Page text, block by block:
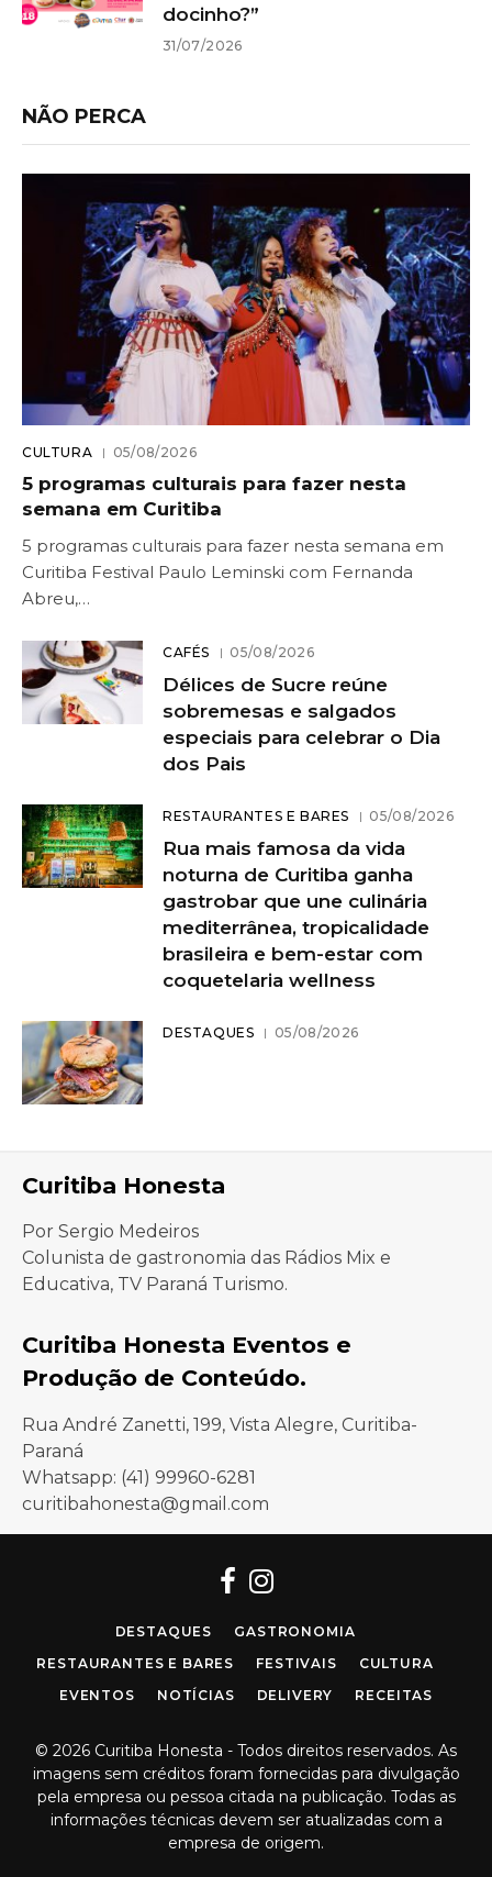
docinho?”
31/07/2026
NÃO PERCA
CULTURA 05/08/2026
5 programas culturais para fazer nesta
semana em Curitiba
5 programas culturais para fazer nesta semana em
Curitiba Festival Paulo Leminski com Fernanda
Abreu,…
CAFÉS 05/08/2026
Délices de Sucre reúne
sobremesas e salgados
especiais para celebrar o Dia
dos Pais
RESTAURANTES E BARES 05/08/2026
Rua mais famosa da vida
noturna de Curitiba ganha
gastrobar que une culinária
mediterrânea, tropicalidade
brasileira e bem-estar com
coquetelaria wellness
DESTAQUES 05/08/2026
Curitiba Honesta
Por Sergio Medeiros
Colunista de gastronomia das Rádios Mix e
Educativa, TV Paraná Turismo.
Curitiba Honesta Eventos e
Produção de Conteúdo.
Rua André Zanetti, 199, Vista Alegre, Curitiba-
Paraná
Whatsapp: (41) 99960-6281
curitibahonesta@gmail.com
Facebook
Instagram
DESTAQUES
GASTRONOMIA
RESTAURANTES E BARES
FESTIVAIS
CULTURA
EVENTOS
NOTÍCIAS DELIVERY RECEITAS
© 2026 Curitiba Honesta - Todos direitos reservados. As
imagens sem créditos foram fornecidas para divulgação
pela empresa ou pessoa citada na publicação. Todas as
informações técnicas devem ser atualizadas com a
empresa de origem.